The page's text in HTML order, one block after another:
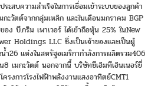
ะสบความสำเร็จในการเชื่อมเข้าระบบของลูกค้า
ะวัตต์จากกลุ่มเหล็ก และในเดือนมกราคม BGP
บี.กริม เพาเวอร์ ได้เข้าถือหุ้น 25% ในNew
Holdings LLC ซึ่งเป็นเจ้าของและเป็นผู้
ำ26 แห่งในสหรัฐอเมริกากำลังการผลิตรวม406
8 เมกะวัตต์ นอกจากนี้ บริษัทซีเอ็มทีเอ็นเนอร์ยี่
รงการโรงไฟฟ้าพลังงานแสงอาทิตย์CMT1